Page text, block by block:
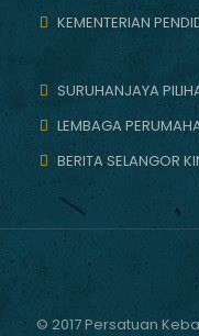
KEMENTERIAN
SURUHANJAYA
LEMBAGA
BERITA SELANGOR
© 2017 Persatuan